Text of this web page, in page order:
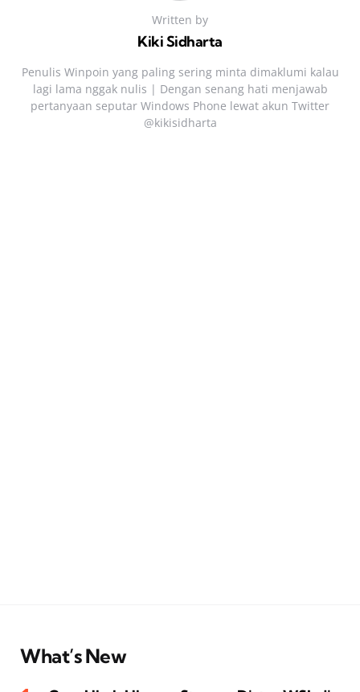
Written by
Kiki Sidharta
Penulis Winpoin yang paling sering minta dimaklumi kalau
lagi lama nggak nulis | Dengan senang hati menjawab
pertanyaan seputar Windows Phone lewat akun Twitter
@kikisidharta
What’s New